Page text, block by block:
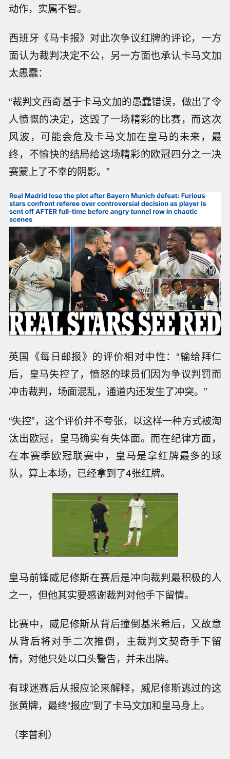
动作，实属不智。
西班牙《马卡报》对此次争议红牌的评论，一方
面认为裁判决定不公，另一方面也承认卡马文加
太愚蠢：
“裁判文西奇基于卡马文加的愚蠢错误，做出了令
人愤慨的决定，这毁了一场精彩的比赛，而这次
风波，可能会危及卡马文加在皇马的未来，最
终，不愉快的结局给这场精彩的欧冠四分之一决
赛蒙上了不幸的阴影。”
英国《每日邮报》的评价相对中性：“输给拜仁
后，皇马失控了，愤怒的球员们因为争议判罚而
冲击裁判，场面混乱，通道内还发生了冲突。”
“失控”，这个评价并不夸张，以这样一种方式被淘
汰出欧冠，皇马确实有失体面。而在纪律方面，
在本赛季欧冠联赛中，皇马是拿红牌最多的球
队，算上本场，已经拿到了4张红牌。
皇马前锋威尼修斯在赛后是冲向裁判最积极的人
之一，但他其实要感谢裁判对他手下留情。
比赛中，威尼修斯从背后撞倒基米希后，又故意
从背后将对手二次推倒，主裁判文契奇手下留
情，对他只处以口头警告，并未出牌。
有球迷赛后从报应论来解释，威尼修斯逃过的这
张黄牌，最终“报应”到了卡马文加和皇马身上。
（李普利）